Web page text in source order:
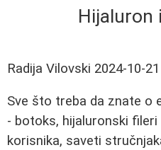
Hijaluron
Radija Vilovski 2024-10-21
Sve što treba da znate o
- botoks, hijaluronski
korisnika, saveti